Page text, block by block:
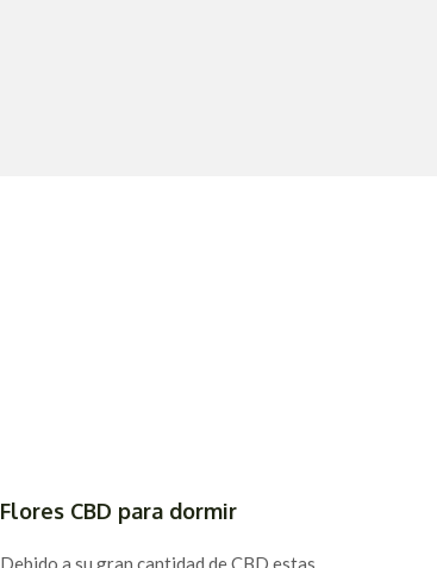
Flores CBD para dormir
Debido a su gran cantidad de CBD estas